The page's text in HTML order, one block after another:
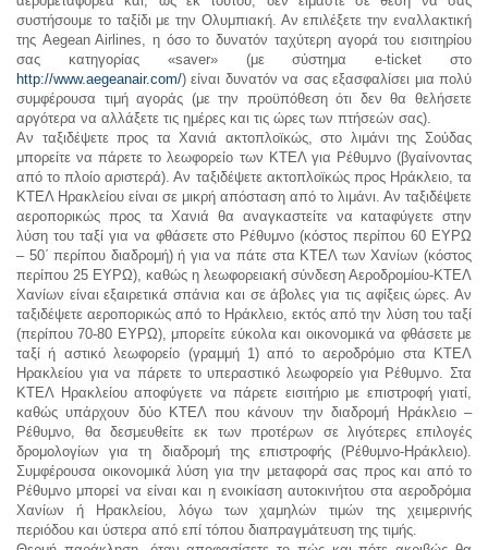
συστήσουμε το ταξίδι με την Ολυμπιακή. Αν επιλέξετε την εναλλακτική
της Aegean Airlines, η όσο το δυνατόν ταχύτερη αγορά του εισιτηρίου
σας κατηγορίας «saver» (με σύστημα e-ticket στο
http://www.aegeanair.com/) είναι δυνατόν να σας εξασφαλίσει μια πολύ
συμφέρουσα τιμή αγοράς (με την προϋπόθεση ότι δεν θα θελήσετε
αργότερα να αλλάξετε τις ημέρες και τις ώρες των πτήσεών σας).
Αν ταξιδέψετε προς τα Χανιά ακτοπλοϊκώς, στο λιμάνι της Σούδας
μπορείτε να πάρετε το λεωφορείο των ΚΤΕΛ για Ρέθυμνο (βγαίνοντας
από το πλοίο αριστερά). Αν ταξιδέψετε ακτοπλοϊκώς προς Ηράκλειο, τα
ΚΤΕΛ Ηρακλείου είναι σε μικρή απόσταση από το λιμάνι. Αν ταξιδέψετε
αεροπορικώς προς τα Χανιά θα αναγκαστείτε να καταφύγετε στην
λύση του ταξί για να φθάσετε στο Ρέθυμνο (κόστος περίπου 60 ΕΥΡΩ
– 50΄ περίπου διαδρομή) ή για να πάτε στα ΚΤΕΛ των Χανίων (κόστος
περίπου 25 ΕΥΡΩ), καθώς η λεωφορειακή σύνδεση Αεροδρομίου-ΚΤΕΛ
Χανίων είναι εξαιρετικά σπάνια και σε άβολες για τις αφίξεις ώρες. Αν
ταξιδέψετε αεροπορικώς από το Ηράκλειο, εκτός από την λύση του ταξί
(περίπου 70-80 ΕΥΡΩ), μπορείτε εύκολα και οικονομικά να φθάσετε με
ταξί ή αστικό λεωφορείο (γραμμή 1) από το αεροδρόμιο στα ΚΤΕΛ
Ηρακλείου για να πάρετε το υπεραστικό λεωφορείο για Ρέθυμνο. Στα
ΚΤΕΛ Ηρακλείου αποφύγετε να πάρετε εισιτήριο με επιστροφή γιατί,
καθώς υπάρχουν δύο ΚΤΕΛ που κάνουν την διαδρομή Ηράκλειο –
Ρέθυμνο, θα δεσμευθείτε εκ των προτέρων σε λιγότερες επιλογές
δρομολογίων για τη διαδρομή της επιστροφής (Ρέθυμνο-Ηράκλειο).
Συμφέρουσα οικονομικά λύση για την μεταφορά σας προς και από το
Ρέθυμνο μπορεί να είναι και η ενοικίαση αυτοκινήτου στα αεροδρόμια
Χανίων ή Ηρακλείου, λόγω των χαμηλών τιμών της χειμερινής
περιόδου και ύστερα από επί τόπου διαπραγμάτευση της τιμής.